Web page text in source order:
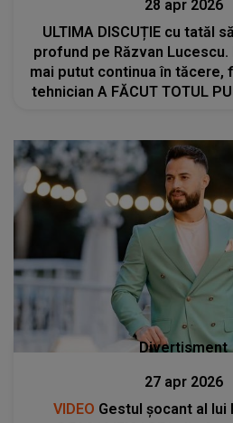
28 apr 2026
ULTIMA DISCUȚIE cu tatăl
profund pe Răzvan Lucescu.
mai putut continua în tăcere,
tehnician A FĂCUT TOTUL
Divertisment
27 apr 2026
VIDEO Gestul șocant al lui